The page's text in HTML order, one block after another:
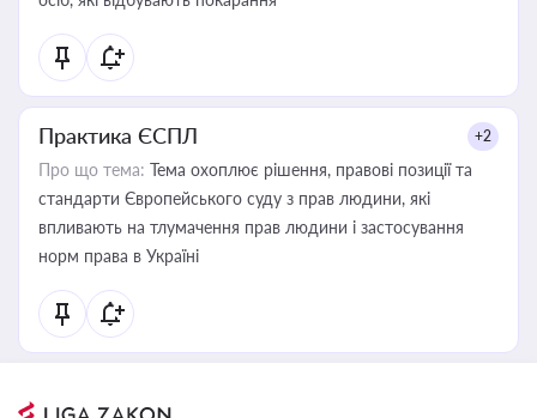
Практика ЄСПЛ +2
Про що тема: Тема охоплює рішення, правові позиції та
стандарти Європейського суду з прав людини, які
впливають на тлумачення прав людини і застосування
норм права в Україні